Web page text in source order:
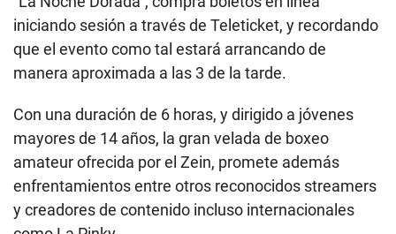
iniciando sesión a través de Teleticket, y recordando
que el evento como tal estará arrancando de
manera aproximada a las 3 de la tarde.
Con una duración de 6 horas, y dirigido a jóvenes
mayores de 14 años, la gran velada de boxeo
amateur ofrecida por el Zein, promete además
enfrentamientos entre otros reconocidos streamers
y creadores de contenido incluso internacionales